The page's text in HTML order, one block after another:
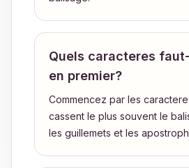
Quels caracteres
en premier?
Commencez par les
cassent le plus souvent le
les guillemets et les